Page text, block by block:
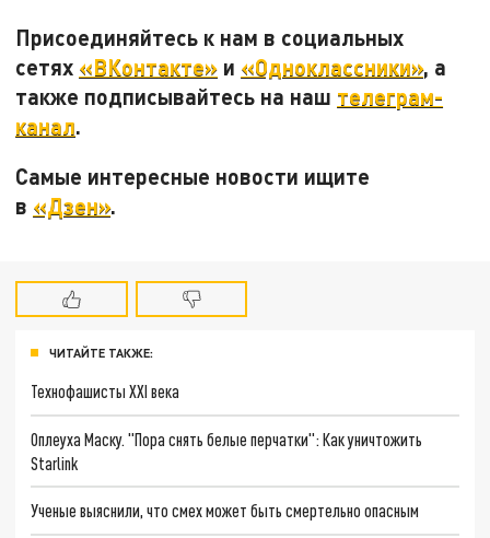
Присоединяйтесь к нам в социальных
сетях «ВКонтакте» и «Одноклассники», а
также подписывайтесь на наш телеграм-
канал.
Самые интересные новости ищите
в «Дзен».
ЧИТАЙТЕ ТАКЖЕ:
Технофашисты XXI века
Оплеуха Маску. "Пора снять белые перчатки": Как уничтожить
Starlink
Ученые выяснили, что смех может быть смертельно опасным